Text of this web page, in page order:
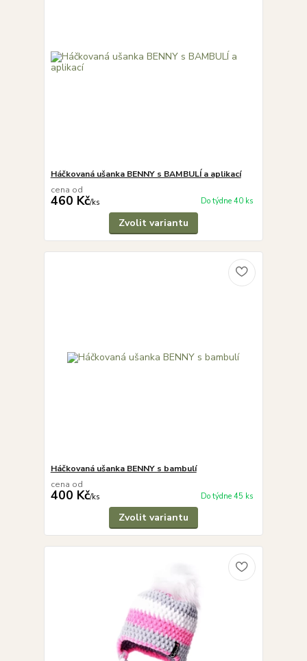
Háčkovaná ušanka BENNY s BAMBULÍ a aplikací
cena od
460 Kč/ks Do týdne 40 ks
Zvolit variantu
Háčkovaná ušanka BENNY s bambulí
cena od
400 Kč/ks Do týdne 45 ks
Zvolit variantu